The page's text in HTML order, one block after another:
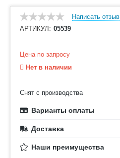
Написать отзыв
АРТИКУЛ: 05539
Цена по запросу
Нет в наличии
Снят с производства
Варианты оплаты
Доставка
Наши преимущества